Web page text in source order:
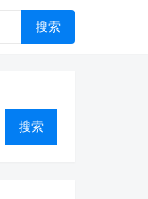
搜索
搜索